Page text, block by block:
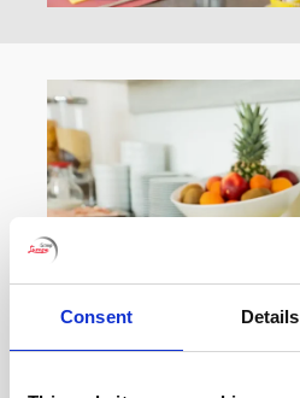
Consent Details